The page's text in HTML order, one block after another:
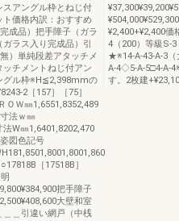
スアングル枠とねじ付
ト価格内訳：おすすめ
成品）把手障子（ガラ
ラス入り完成品）引
）単純段差アタッチメ
チメントねじ付アン
グル枠※H≦2,398mmの
2［157］［75］
ＯＷ㎜1,6551,8352,489
法ｗ㎜
W㎜1,6401,8202,470
図色記号
［17518B］
把手障子
大壁和室
＿＿引違い網戸（中桟
¥2,400+¥2,400価
4（200）等級S-
★※14-A-43-A-3
A-4◇5-A-5□4-A-
す。2枚建